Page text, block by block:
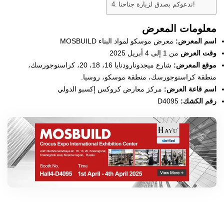
ندعوكم بصدق لزيارة جناحنا!
معلومات المعرض
اسم المعرض: معرض موسكو لمواد البناء MOSBUILD
وقت العرض من 1 إلى 4 أبريل 2025
موقع المعرض:
شارع ميجدونارودنايا 16، 18، 20، كراسنوجورسك،
منطقة كراسنوجورسك، منطقة موسكو، روسيا.
اسم قاعة العرض: مركز معارض كروكس إكسبو الدولي
رقم الكشك: